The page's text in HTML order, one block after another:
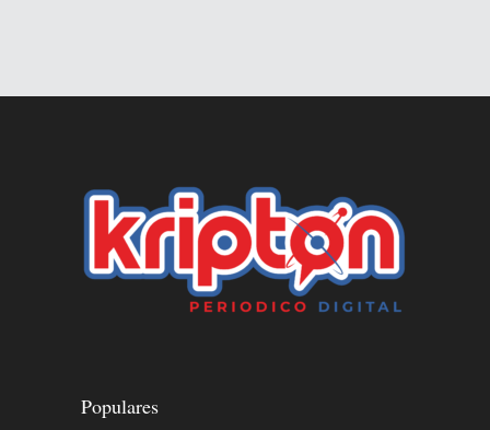
Populares